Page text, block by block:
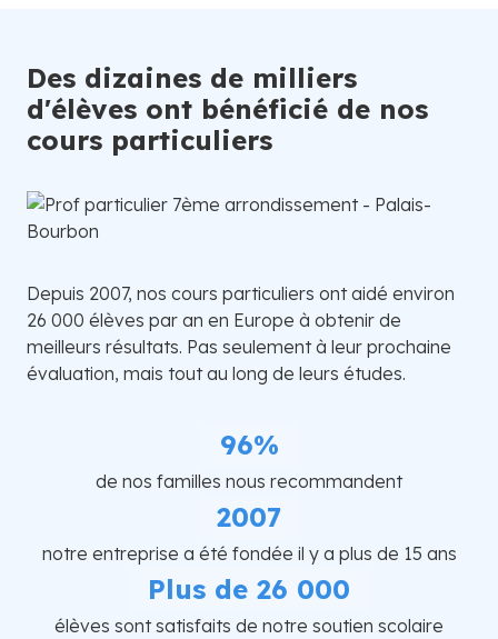
Des dizaines de milliers
d'élèves ont bénéficié de nos
cours particuliers
Depuis 2007, nos cours particuliers ont aidé environ
26 000 élèves par an en Europe à obtenir de
meilleurs résultats. Pas seulement à leur prochaine
évaluation, mais tout au long de leurs études.
96%
de nos familles nous recommandent
2007
notre entreprise a été fondée il y a plus de 15 ans
Plus de 26 000
élèves sont satisfaits de notre soutien scolaire